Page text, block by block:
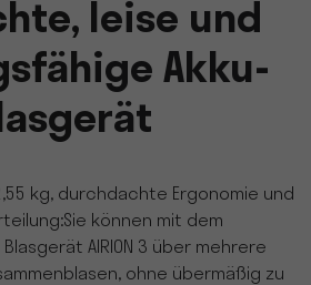
leise und
Akku-
kg, durchdachte Ergonomie und
können mit dem
AIRION 3 über mehrere
ohne übermäßig zu